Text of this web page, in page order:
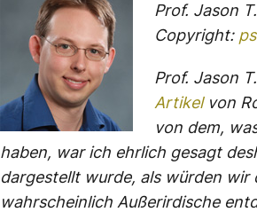
Prof. Jason
Copyright:
Prof. Jason
Artikelvon
von dem,
haben, war ich ehrlich gesagt
dargestellt wurde, als würden wir
wahrscheinlich Außerirdische